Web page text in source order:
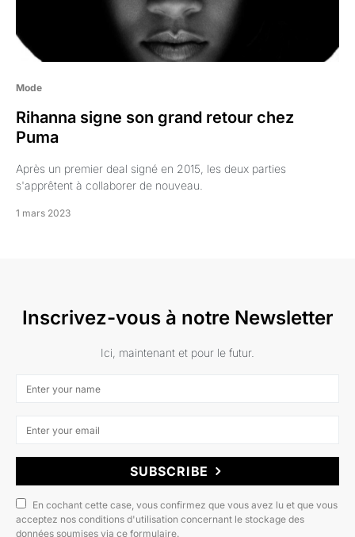
Mode
Rihanna signe son grand retour chez
Puma
Après un premier deal signé en 2015, les deux parties
s'apprêtent à collaborer de nouveau.
1 mars 2023
Inscrivez-vous à notre Newsletter
Ici, maintenant et pour le futur.
SUBSCRIBE
En cochant cette case, vous confirmez que vous avez lu et que vous
acceptez nos conditions d'utilisation concernant le stockage des
données soumises via ce formulaire.